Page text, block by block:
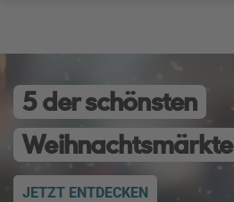
5 der schönsten
Weihnachtsmärkte
JETZT ENTDECKEN